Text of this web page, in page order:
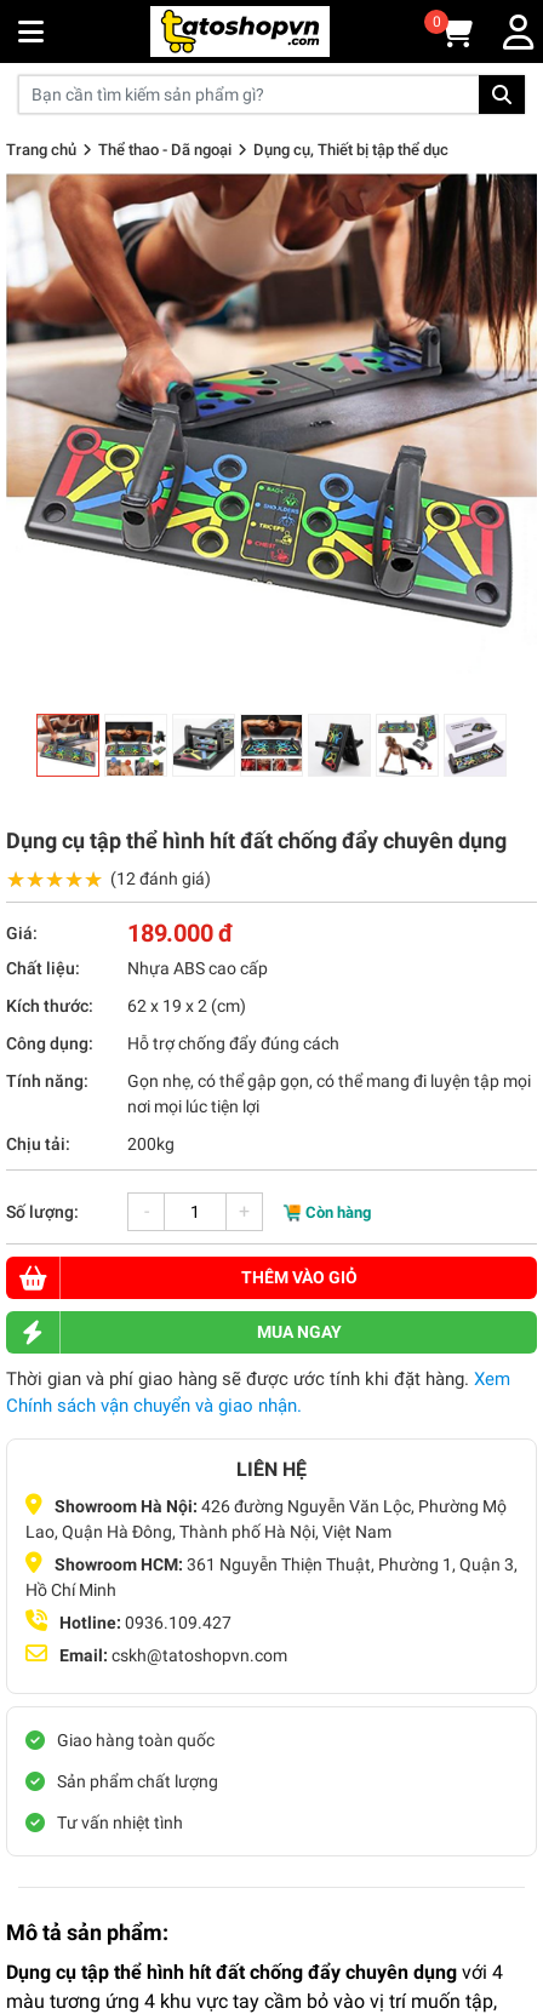
0
Trang chủ Thể thao - Dã ngoại Dụng cụ, Thiết bị tập thể dục
Dụng cụ tập thể hình hít đất chống đẩy chuyên dụng
★★★★★
★★★★★ (12 đánh giá)
Giá: 189.000 đ
Chất liệu:
Nhựa ABS cao cấp
Kích thước:
62 x 19 x 2 (cm)
Công dụng:
Hỗ trợ chống đẩy đúng cách
Tính năng:
Gọn nhẹ, có thể gập gọn, có thể mang đi luyện tập mọi
nơi mọi lúc tiện lợi
Chịu tải:
200kg
Số lượng: - + Còn hàng
THÊM VÀO GIỎ
MUA NGAY
Thời gian và phí giao hàng sẽ được ước tính khi đặt hàng. Xem
Chính sách vận chuyển và giao nhận.
LIÊN HỆ
Showroom Hà Nội: 426 đường Nguyễn Văn Lộc, Phường Mộ
Lao, Quận Hà Đông, Thành phố Hà Nội, Việt Nam
Showroom HCM: 361 Nguyễn Thiện Thuật, Phường 1, Quận 3,
Hồ Chí Minh
Hotline: 0936.109.427
Email: cskh@tatoshopvn.com
Giao hàng toàn quốc
Sản phẩm chất lượng
Tư vấn nhiệt tình
Mô tả sản phẩm:
Dụng cụ tập thể hình hít đất chống đẩy chuyên dụng với 4
màu tương ứng 4 khu vực tay cầm bỏ vào vị trí muốn tập,